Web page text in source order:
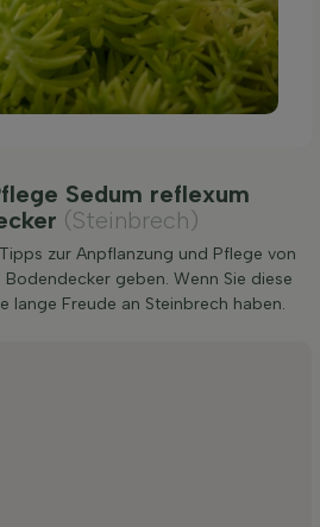
Sedum reflexum
(Steinbrech)
zur Anpflanzung und Pflege von
geben. Wenn Sie diese
lange Freude an Steinbrech haben.